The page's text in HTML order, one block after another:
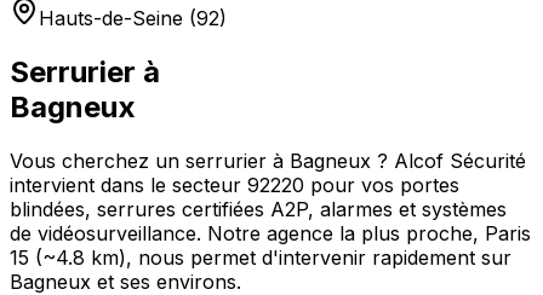
Hauts-de-Seine (92)
Serrurier à
Bagneux
Vous cherchez un serrurier à Bagneux ? Alcof Sécurité
intervient dans le secteur 92220 pour vos portes
blindées, serrures certifiées A2P, alarmes et systèmes
de vidéosurveillance. Notre agence la plus proche, Paris
15 (~4.8 km), nous permet d'intervenir rapidement sur
Bagneux et ses environs.